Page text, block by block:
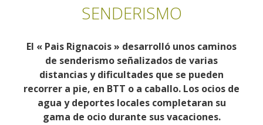
Belcastel: pueblo y castillo
Bournazel: pueblo y castillo
Los parajes
naturales
Senderismo
Cicloturismo
Hoteles y centros
de vacaciones
Restaurantes
SENDERISMO
El « Pais Rignacois » desarrolló unos caminos
de senderismo señalizados de varias
distancias y dificultades que se pueden
recorrer a pie, en BTT o a caballo. Los ocios de
agua y deportes locales completaran su
gama de ocio durante sus vacaciones.